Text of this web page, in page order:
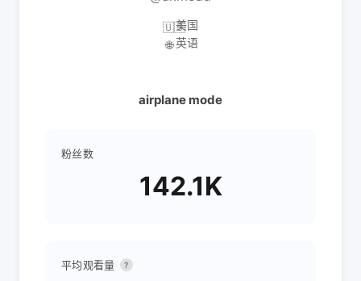
🇺🇸美国
🌐 英语
airplane mode
粉丝数
142.1K
平均观看量 ?